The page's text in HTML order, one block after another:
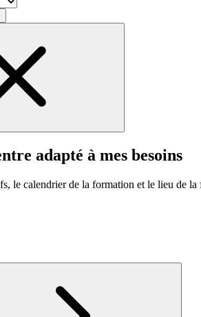
adapté à mes besoins
le calendrier de la formation et le lieu de